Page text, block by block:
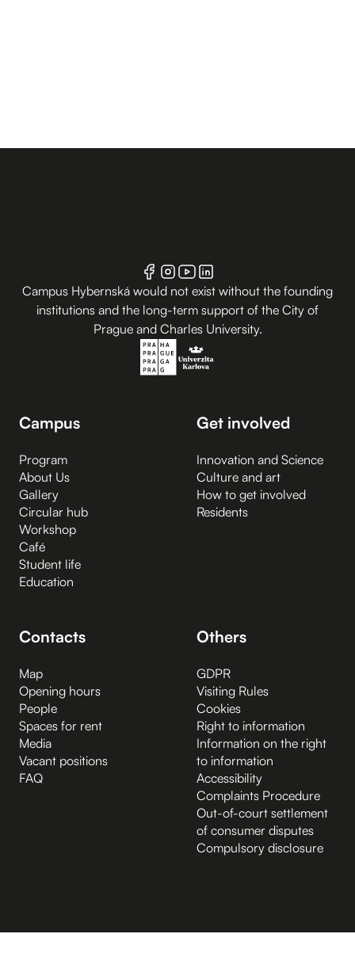
Campus Hybernská would not exist without the founding
institutions and the long-term support of the City of
Prague and Charles University.
Campus
Program
About Us
Gallery
Circular hub
Workshop
Café
Student life
Education
Get involved
Innovation and Science
Culture and art
How to get involved
Residents
Contacts
Map
Opening hours
People
Spaces for rent
Media
Vacant positions
FAQ
Others
GDPR
Visiting Rules
Cookies
Right to information
Information on the right
to information
Accessibility
Complaints Procedure
Out-of-court settlement
of consumer disputes
Compulsory disclosure